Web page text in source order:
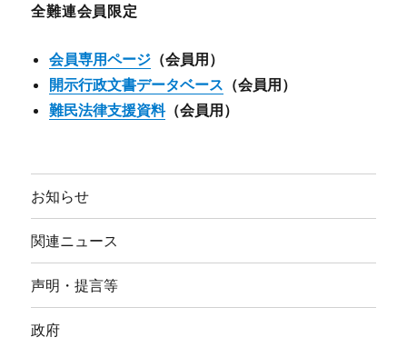
ブ
全難連会員限定
会員専用ページ （会員用）
開示行政文書データベース （会員用）
難民法律支援資料（会員用）
お知らせ
関連ニュース
声明・提言等
政府